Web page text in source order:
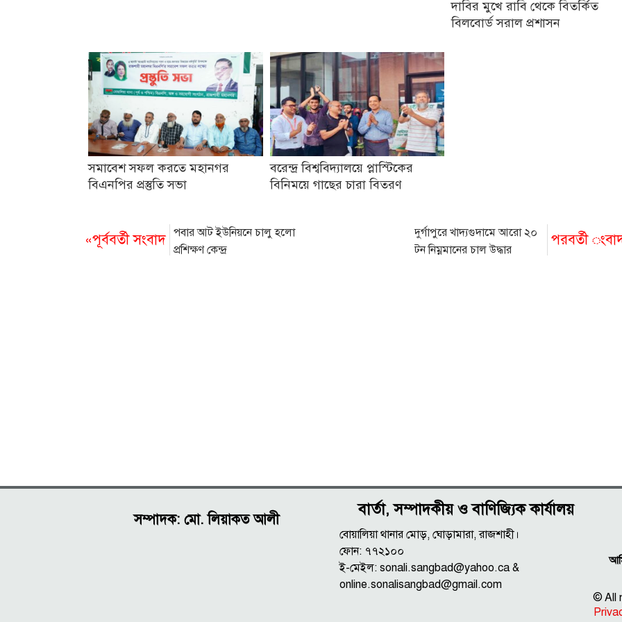
দাবির মুখে রাবি থেকে বিতর্কিত
বিলবোর্ড সরাল প্রশাসন
সমাবেশ সফল করতে মহানগর
বিএনপির প্রস্তুতি সভা
বরেন্দ্র বিশ্ববিদ্যালয়ে প্লাস্টিকের
বিনিময়ে গাছের চারা বিতরণ
«পূর্ববর্তী সংবাদ পবার আট ইউনিয়নে চালু হলো
প্রশিক্ষণ কেন্দ্র
পরবর্তী
দুর্গাপুরে খাদ্যগুদামে আরো ২০
টন নিম্নমানের চাল উদ্ধার
সম্পাদক: মো. লিয়াকত আলী
বার্তা, সম্পাদকীয় ও বাণিজ্যিক কার্যালয়
বোয়ালিয়া থানার মোড়, ঘোড়ামারা, রাজশাহী।
ফোন: ৭৭২১০০
ই-মেইল: sonali.sangbad@yahoo.ca &
online.sonalisangbad@gmail.com
© All